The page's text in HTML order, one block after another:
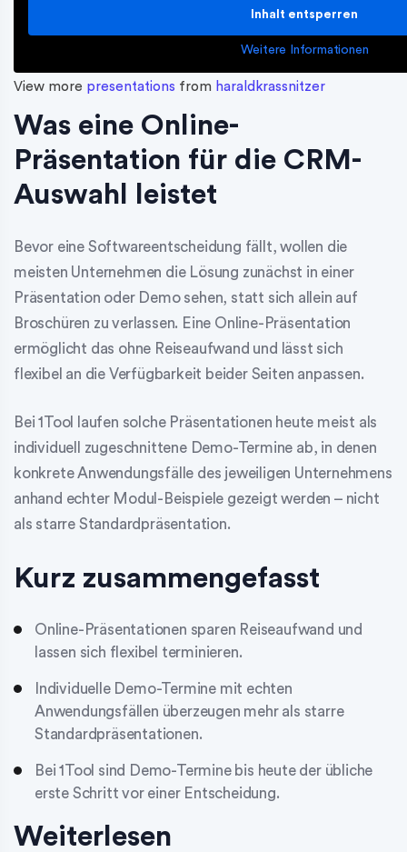
Inhalt entsperren
Weitere Informationen
View more presentations from haraldkrassnitzer
Was eine Online-
Präsentation für die CRM-
Auswahl leistet
Bevor eine Softwareentscheidung fällt, wollen die
meisten Unternehmen die Lösung zunächst in einer
Präsentation oder Demo sehen, statt sich allein auf
Broschüren zu verlassen. Eine Online-Präsentation
ermöglicht das ohne Reiseaufwand und lässt sich
flexibel an die Verfügbarkeit beider Seiten anpassen.
Bei 1Tool laufen solche Präsentationen heute meist als
individuell zugeschnittene Demo-Termine ab, in denen
konkrete Anwendungsfälle des jeweiligen Unternehmens
anhand echter Modul-Beispiele gezeigt werden – nicht
als starre Standardpräsentation.
Kurz zusammengefasst
Online-Präsentationen sparen Reiseaufwand und
lassen sich flexibel terminieren.
Individuelle Demo-Termine mit echten
Anwendungsfällen überzeugen mehr als starre
Standardpräsentationen.
Bei 1Tool sind Demo-Termine bis heute der übliche
erste Schritt vor einer Entscheidung.
Weiterlesen